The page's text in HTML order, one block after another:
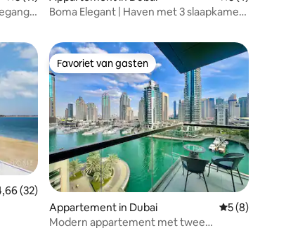
Boma Elegant | Haven met 3 slaapkamers
beoordeling van 4,66 op 5, 32 recensies
(32)
Favoriet van gasten
Favoriet van gasten
Appartement in Dubai Gemiddelde
5 (8)
Modern appartement met twee